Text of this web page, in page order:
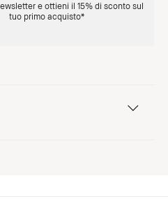
e ottieni il 15% di sconto sul
tuo primo acquisto*